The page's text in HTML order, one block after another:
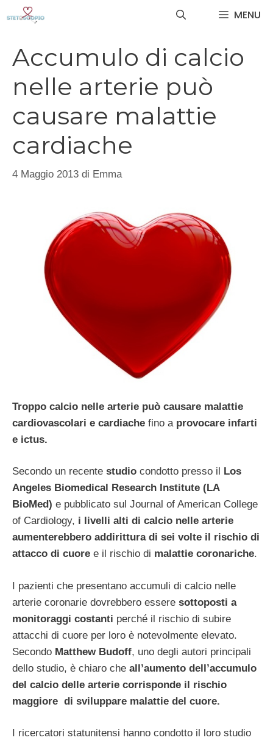
MENU
Accumulo di calcio
nelle arterie può
causare malattie
cardiache
4 Maggio 2013 di Emma
Troppo calcio nelle arterie può causare malattie
cardiovascolari e cardiache fino a provocare infarti
e ictus.
Secondo un recente studio condotto presso il
Los
Angeles Biomedical Research Institute (LA
BioMed) e pubblicato sul Journal of American College
of Cardiology, i livelli alti di calcio nelle arterie
aumenterebbero addirittura di sei volte il rischio di
attacco di cuore e il rischio di malattie coronariche.
I pazienti che presentano accumuli di calcio nelle
arterie coronarie dovrebbero essere sottoposti a
monitoraggi costanti perché il rischio di subire
attacchi di cuore per loro è notevolmente elevato.
Secondo Matthew Budoff, uno degli autori principali
dello studio, è chiaro che all’aumento dell’accumulo
del calcio delle arterie corrisponde il rischio
maggiore di sviluppare malattie del cuore.
I ricercatori statunitensi hanno condotto il loro studio